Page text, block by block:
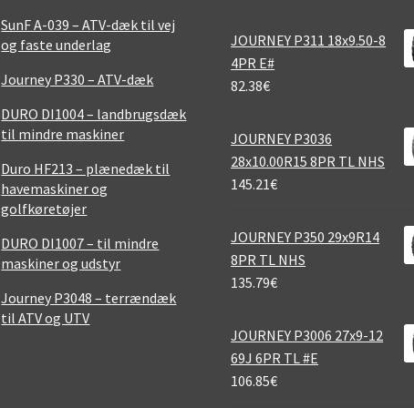
SunF A-039 – ATV-dæk til vej
og faste underlag
Journey P330 – ATV-dæk
DURO DI1004 – landbrugsdæk
til mindre maskiner
Duro HF213 – plænedæk til
havemaskiner og
golfkøretøjer
DURO DI1007 – til mindre
maskiner og udstyr
Journey P3048 – terrændæk
til ATV og UTV
JOURNEY P311 18x9.50-8
4PR E#
82.38€
JOURNEY P3036
28x10.00R15 8PR TL NHS
145.21€
JOURNEY P350 29x9R14
8PR TL NHS
135.79€
JOURNEY P3006 27x9-12
69J 6PR TL #E
106.85€